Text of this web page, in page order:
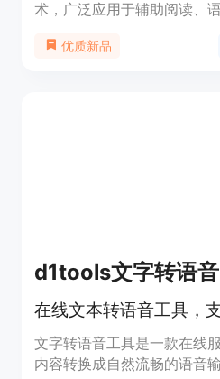
术，广泛应用于辅助阅读、
捷性，尤其对视力障碍者或
优质新品
d1tools文字转语音
文字转语音工具是一款在线
内容转换成自然流畅的语音